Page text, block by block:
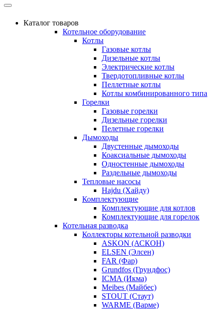
Каталог товаров
Котельное оборудование
Котлы
Газовые котлы
Дизельные котлы
Электрические котлы
Твердотопливные котлы
Пеллетные котлы
Котлы комбинированного типа
Горелки
Газовые горелки
Дизельные горелки
Пелетные горелки
Дымоходы
Двустенные дымоходы
Коаксиальные дымоходы
Одностенные дымоходы
Раздельные дымоходы
Тепловые насосы
Hajdu (Хайду)
Комплектующие
Комплектующие для котлов
Комплектующие для горелок
Котельная разводка
Коллекторы котельной разводки
ASKON (АСКОН)
ELSEN (Элсен)
FAR (Фар)
Grundfos (Грундфос)
ICMA (Икма)
Meibes (Майбес)
STOUT (Стаут)
WARME (Варме)